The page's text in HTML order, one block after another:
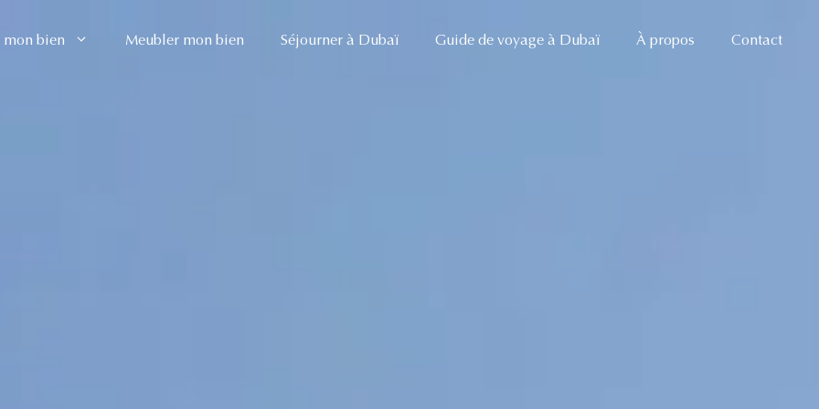
mon bien Meubler mon bien Séjourner à Dubaï Guide de voyage à Dubaï À propos Contact